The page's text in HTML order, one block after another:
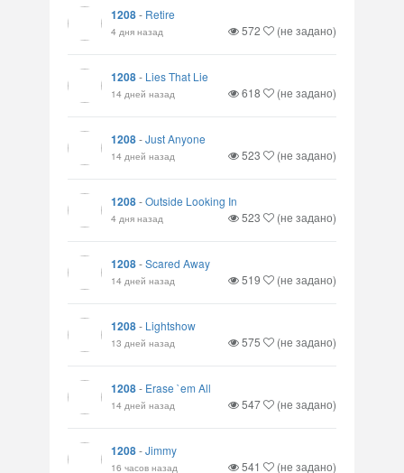
1208- Retire
4 дня назад 572 (не задано)
1208- Lies That Lie
14 дней назад 618 (не задано)
1208-Just Anyone
14 дней назад 523 (не задано)
1208-Outside Looking In
4 дня назад 523 (не задано)
1208-Scared Away
14 дней назад 519 (не задано)
1208- Lightshow
13 дней назад 575 (не задано)
1208- Erase `em All
14 дней назад 547 (не задано)
1208-Jimmy
16 часов назад 541 (не задано)